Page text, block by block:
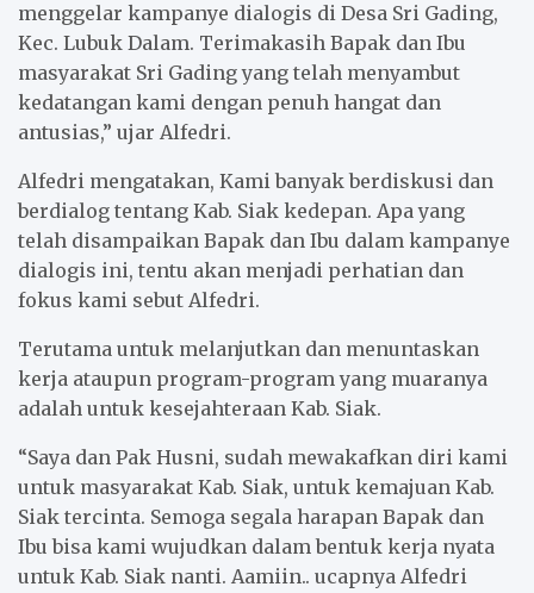
menggelar kampanye dialogis di Desa Sri Gading,
Kec. Lubuk Dalam. Terimakasih Bapak dan Ibu
masyarakat Sri Gading yang telah menyambut
kedatangan kami dengan penuh hangat dan
antusias,” ujar Alfedri.
Alfedri mengatakan, Kami banyak berdiskusi dan
berdialog tentang Kab. Siak kedepan. Apa yang
telah disampaikan Bapak dan Ibu dalam kampanye
dialogis ini, tentu akan menjadi perhatian dan
fokus kami sebut Alfedri.
Terutama untuk melanjutkan dan menuntaskan
kerja ataupun program-program yang muaranya
adalah untuk kesejahteraan Kab. Siak.
“Saya dan Pak Husni, sudah mewakafkan diri kami
untuk masyarakat Kab. Siak, untuk kemajuan Kab.
Siak tercinta. Semoga segala harapan Bapak dan
Ibu bisa kami wujudkan dalam bentuk kerja nyata
untuk Kab. Siak nanti. Aamiin.. ucapnya Alfedri